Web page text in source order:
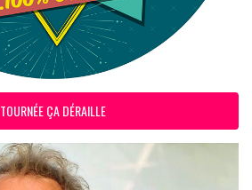
TOURNÉE ÇA DÉRAILLE